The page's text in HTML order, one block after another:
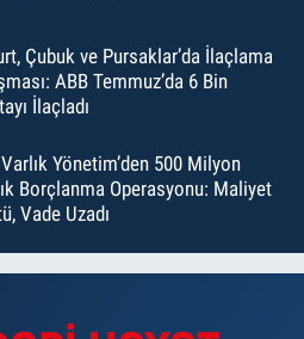
Çubuk ve Pursaklar’da İlaçlama
ABB Temmuz’da 6 Bin
İlaçladı
Yönetim’den 500 Milyon
Borçlanma Operasyonu: Maliyet
Vade Uzadı